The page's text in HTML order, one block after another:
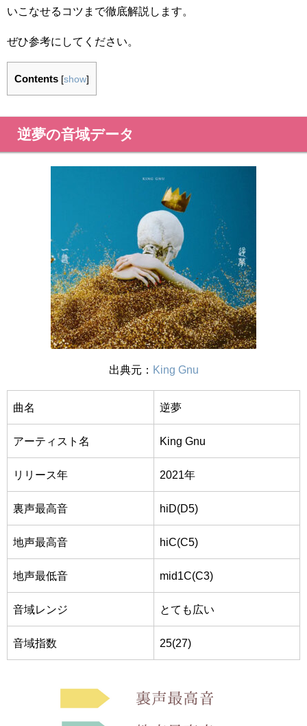
いこなせるコツまで徹底解説します。
ぜひ参考にしてください。
Contents [show]
逆夢の音域データ
出典元： King Gnu
曲名 逆夢
アーティスト名 King Gnu
リリース年 2021年
裏声最高音 hiD(D5)
地声最高音 hiC(C5)
地声最低音 mid1C(C3)
音域レンジ とても広い
音域指数 25(27)